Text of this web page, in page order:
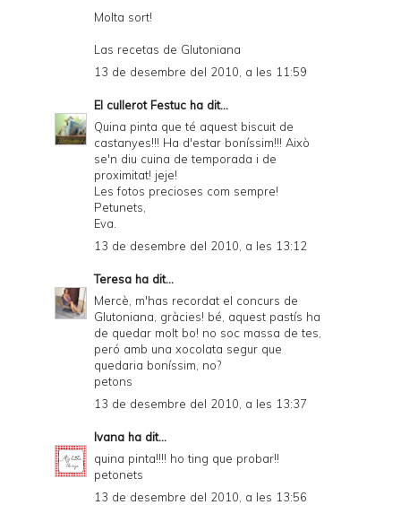
Molta sort!
Las recetas de Glutoniana
13 de desembre del 2010, a les 11:59
El cullerot Festuc ha dit...
Quina pinta que té aquest biscuit de
castanyes!!! Ha d'estar boníssim!!! Això
se'n diu cuina de temporada i de
proximitat! jeje!
Les fotos precioses com sempre!
Petunets,
Eva.
13 de desembre del 2010, a les 13:12
Teresa ha dit...
Mercè, m'has recordat el concurs de
Glutoniana, gràcies! bé, aquest pastís ha
de quedar molt bo! no soc massa de tes,
peró amb una xocolata segur que
quedaria boníssim, no?
petons
13 de desembre del 2010, a les 13:37
Ivana ha dit...
quina pinta!!!! ho ting que probar!!
petonets
13 de desembre del 2010, a les 13:56